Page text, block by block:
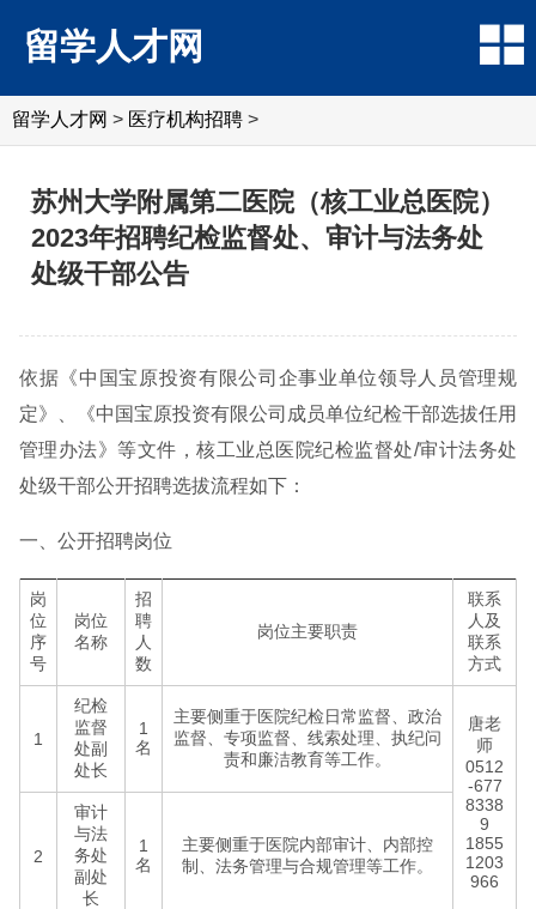
留学人才网
留学人才网 > 医疗机构招聘 >
苏州大学附属第二医院（核工业总医院）
2023年招聘纪检监督处、审计与法务处
处级干部公告
依据《中国宝原投资有限公司企事业单位领导人员管理规
定》、《中国宝原投资有限公司成员单位纪检干部选拔任用
管理办法》等文件，核工业总医院纪检监督处/审计法务处
处级干部公开招聘选拔流程如下：
一、公开招聘岗位
岗
位
序
号
岗位
名称
招
聘
人
数
岗位主要职责
联系
人及
联系
方式
1
纪检
监督
处副
处长
1
名
主要侧重于医院纪检日常监督、政治
监督、专项监督、线索处理、执纪问
责和廉洁教育等工作。
唐老
师
0512
-677
8338
9
1855
1203
966
2
审计
与法
务处
副处
长
1
名
主要侧重于医院内部审计、内部控
制、法务管理与合规管理等工作。